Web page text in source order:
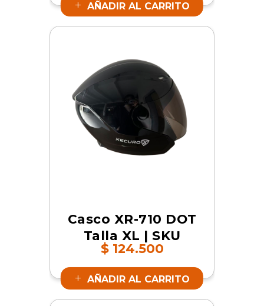
AÑADIR AL CARRITO
Casco XR-710 DOT
Talla XL | SKU
17040
$124.500
AÑADIR AL CARRITO